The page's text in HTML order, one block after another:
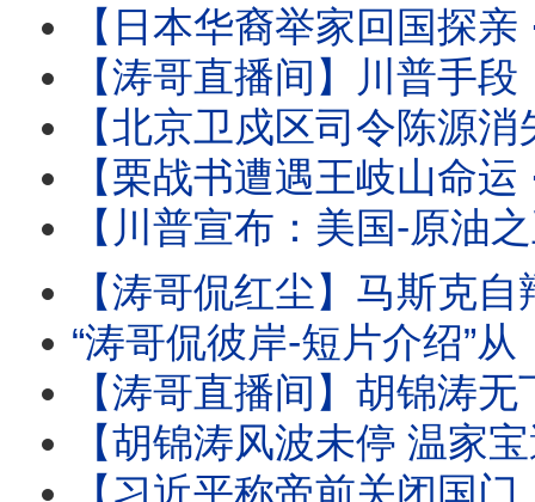
【日本华裔举家回国探亲 ⋯ 离境登机时被抓！】信不
【涛哥直播间】川普手段：再次撤回对伊朗
【北京卫戍区司令陈源消失 ⋯ 胡温传闻骤起！】受命于蔡奇 保护习
【栗战书遭遇王岐山命运 ⋯ 习近平曾庆红联手：称帝必
【川普宣布：美国-原油之王 】炸烂对手与停火等待
【涛哥侃红尘】马斯克自辩：心无怨恨 伤
“涛哥侃彼岸-短片介绍”从《本能》翘腿女神到1%生死危
【涛哥直播间】胡锦涛无下文 ⋯ 习近平钓鱼可能有多大？
【胡锦涛风波未停 温家宝遭满门抄斩！】习近平联手曾庆
【习近平称帝前关闭国门：进出境新规！】中共国